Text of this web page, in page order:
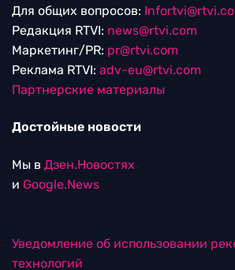
Для общих вопросов:
Редакция RTVI: news@rtvi.com
Маркетинг/PR: pr@rtvi.com
Реклама RTVI: adv-eu@rtvi.com
Партнерские материалы
Достойные новости
Мы в Дзен.Новостях
и Google.News
Уведомление об использовании
технологий